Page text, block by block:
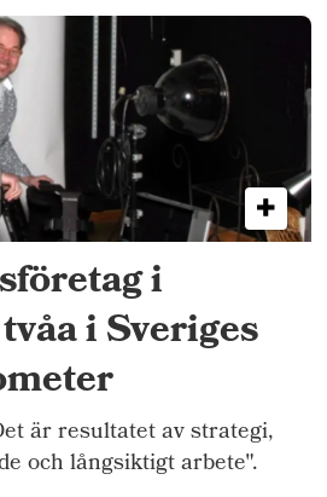
i
i Sveriges
är resultatet av strategi,
och långsiktigt arbete".